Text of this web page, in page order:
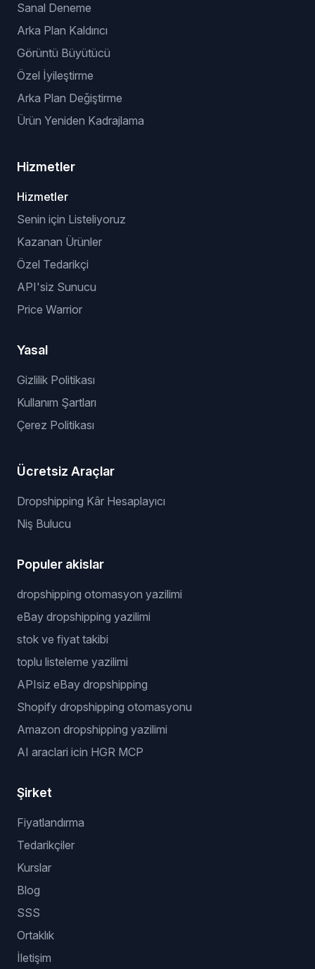
Sanal Deneme
Arka Plan Kaldırıcı
Görüntü Büyütücü
Özel İyileştirme
Arka Plan Değiştirme
Ürün Yeniden Kadrajlama
Hizmetler
Hizmetler
Senin için Listeliyoruz
Kazanan Ürünler
Özel Tedarikçi
API'siz Sunucu
Price Warrior
Yasal
Gizlilik Politikası
Kullanım Şartları
Çerez Politikası
Ücretsiz Araçlar
Dropshipping Kâr Hesaplayıcı
Niş Bulucu
Populer akislar
dropshipping otomasyon yazilimi
eBay dropshipping yazilimi
stok ve fiyat takibi
toplu listeleme yazilimi
APIsiz eBay dropshipping
Shopify dropshipping otomasyonu
Amazon dropshipping yazilimi
AI araclari icin HGR MCP
Şirket
Fiyatlandırma
Tedarikçiler
Kurslar
Blog
SSS
Ortaklık
İletişim